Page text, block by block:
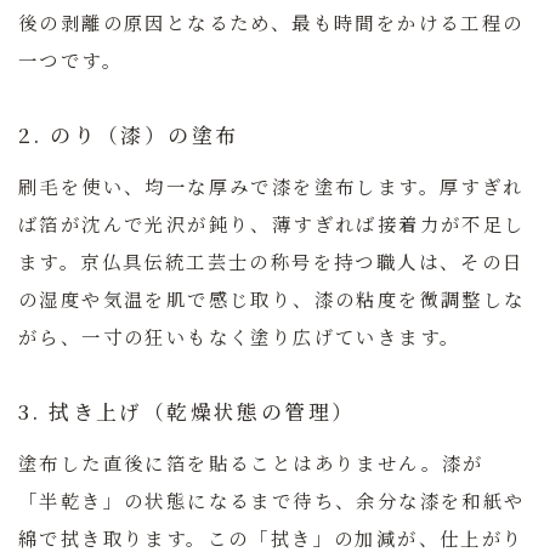
後の剥離の原因となるため、最も時間をかける工程の
一つです。
2. のり（漆）の塗布
刷毛を使い、均一な厚みで漆を塗布します。厚すぎれ
ば箔が沈んで光沢が鈍り、薄すぎれば接着力が不足し
ます。京仏具伝統工芸士の称号を持つ職人は、その日
の湿度や気温を肌で感じ取り、漆の粘度を微調整しな
がら、一寸の狂いもなく塗り広げていきます。
3. 拭き上げ（乾燥状態の管理）
塗布した直後に箔を貼ることはありません。漆が
「半乾き」の状態になるまで待ち、余分な漆を和紙や
綿で拭き取ります。この「拭き」の加減が、仕上がり